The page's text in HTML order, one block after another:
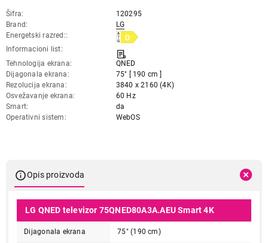
Šifra
120295
Brand
LG
Energetski razred:
Informacioni list
Tehnologija ekrana
QNED
Dijagonala ekrana
75" [ 190 cm ]
Rezolucija ekrana
3840 x 2160 (4K)
Osvežavanje ekrana
60 Hz
Smart
da
Operativni sistem
WebOS
Opis proizvoda
LG QNED televizor 75QNED80A3A.AEU Smart 4K
Dijagonala ekrana 75" (190 cm)